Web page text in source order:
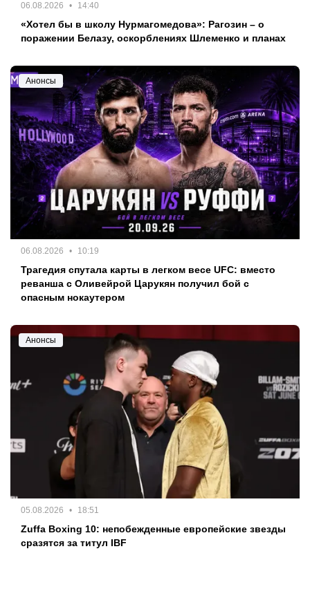
06.08.2026 14:40
«Хотел бы в школу Нурмагомедова»: Рагозин – о
поражении Белазу, оскорблениях Шлеменко и планах
Анонсы
06.08.2026 10:19
Трагедия спутала карты в легком весе UFC: вместо
реванша с Оливейрой Царукян получил бой с
опасным нокаутером
Анонсы
05.08.2026 18:51
Zuffa Boxing 10: непобежденные европейские звезды
сразятся за титул IBF